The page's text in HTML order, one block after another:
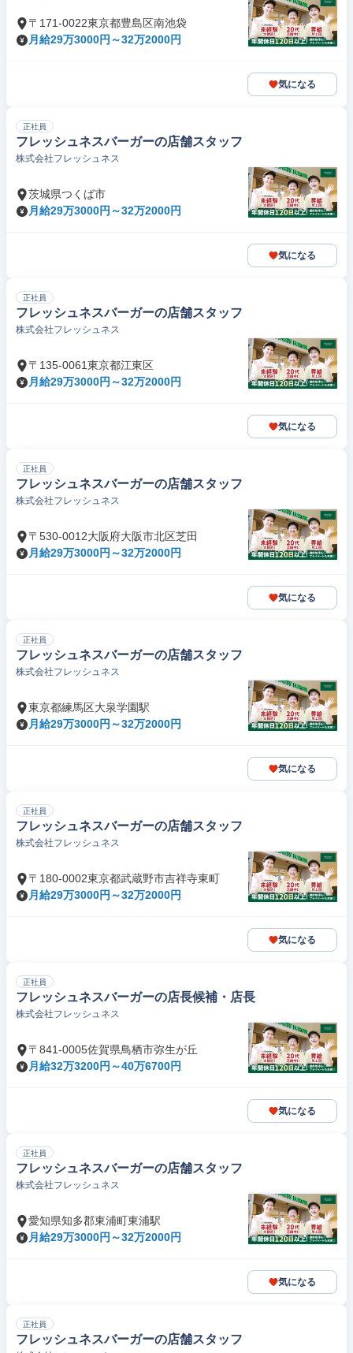
〒171-0022東京都豊島区南池袋
月給29万3000円～32万2000円
気になる
正社員
フレッシュネスバーガーの店舗スタッフ
株式会社フレッシュネス
茨城県つくば市
月給29万3000円～32万2000円
気になる
正社員
フレッシュネスバーガーの店舗スタッフ
株式会社フレッシュネス
〒135-0061東京都江東区
月給29万3000円～32万2000円
気になる
正社員
フレッシュネスバーガーの店舗スタッフ
株式会社フレッシュネス
〒530-0012大阪府大阪市北区芝田
月給29万3000円～32万2000円
気になる
正社員
フレッシュネスバーガーの店舗スタッフ
株式会社フレッシュネス
東京都練馬区大泉学園駅
月給29万3000円～32万2000円
気になる
正社員
フレッシュネスバーガーの店舗スタッフ
株式会社フレッシュネス
〒180-0002東京都武蔵野市吉祥寺東町
月給29万3000円～32万2000円
気になる
正社員
フレッシュネスバーガーの店長候補・店長
株式会社フレッシュネス
〒841-0005佐賀県鳥栖市弥生が丘
月給32万3200円～40万6700円
気になる
正社員
フレッシュネスバーガーの店舗スタッフ
株式会社フレッシュネス
愛知県知多郡東浦町東浦駅
月給29万3000円～32万2000円
気になる
正社員
フレッシュネスバーガーの店舗スタッフ